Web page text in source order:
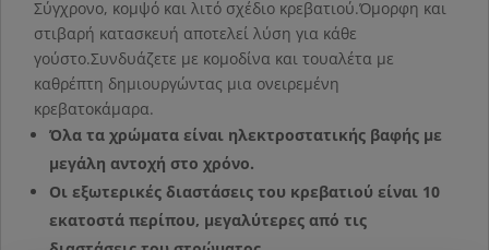
Σύγχρονο, κομψό και λιτό σχέδιο κρεβατιού.Όμορφη και
στιβαρή κατασκευή αποτελεί λύση για κάθε
γούστο.Συνδυάζετε με κομοδίνα και τουαλέτα με
καθρέπτη δημιουργώντας μια ονειρεμένη
κρεβατοκάμαρα.
Όλα τα χρώματα είναι ηλεκτροστατικής βαφής με
μεγάλη αντοχή στο χρόνο.
Οι εξωτερικές διαστάσεις του κρεβατιού είναι 10
εκατοστά περίπου, μεγαλύτερες από τις